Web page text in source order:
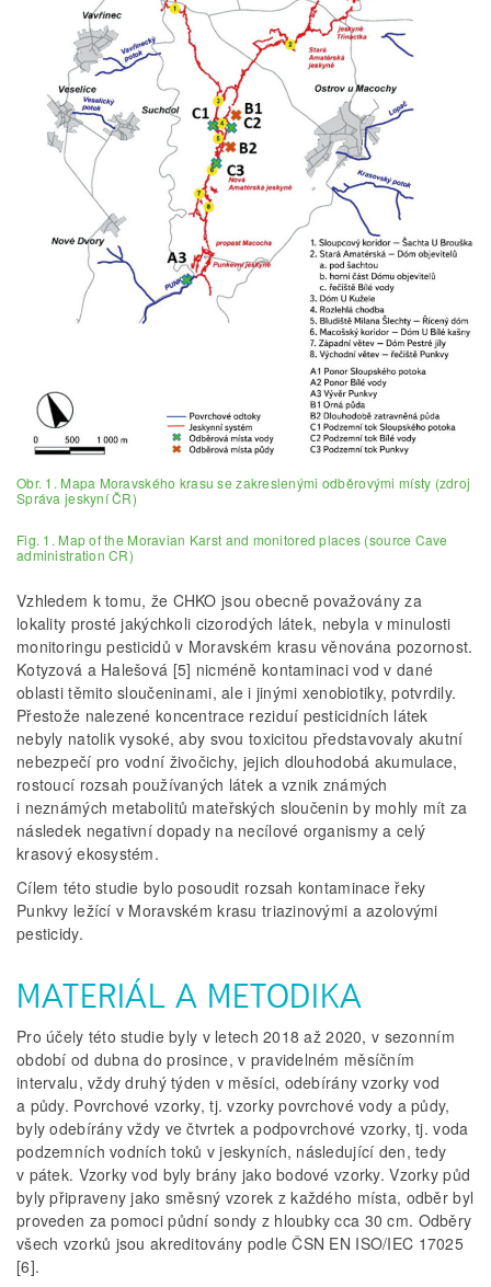
Obr. 1. Mapa Moravského krasu se zakreslenými odběrovými místy (zdroj
Správa jeskyní ČR)
Fig. 1. Map of the Moravian Karst and monitored places (source Cave
administration CR)
Vzhledem k tomu, že CHKO jsou obecně považovány za
lokality prosté jakýchkoli cizorodých látek, nebyla v minulosti
monitoringu pesticidů v Moravském krasu věnována pozornost.
Kotyzová a Halešová [5] nicméně kontaminaci vod v dané
oblasti těmito sloučeninami, ale i jinými xenobiotiky, potvrdily.
Přestože nalezené koncentrace reziduí pesticidních látek
nebyly natolik vysoké, aby svou toxicitou představovaly akutní
nebezpečí pro vodní živočichy, jejich dlouhodobá akumulace,
rostoucí rozsah používaných látek a vznik známých
i neznámých metabolitů mateřských sloučenin by mohly mít za
následek negativní dopady na necílové organismy a celý
krasový ekosystém.
Cílem této studie bylo posoudit rozsah kontaminace řeky
Punkvy ležící v Moravském krasu triazinovými a azolovými
pesticidy.
MATERIÁL A METODIKA
Pro účely této studie byly v letech 2018 až 2020, v sezonním
období od dubna do prosince, v pravidelném měsíčním
intervalu, vždy druhý týden v měsíci, odebírány vzorky vod
a půdy. Povrchové vzorky, tj. vzorky povrchové vody a půdy,
byly odebírány vždy ve čtvrtek a podpovrchové vzorky, tj. voda
podzemních vodních toků v jeskyních, následující den, tedy
v pátek. Vzorky vod byly brány jako bodové vzorky. Vzorky půd
byly připraveny jako směsný vzorek z každého místa, odběr byl
proveden za pomoci půdní sondy z hloubky cca 30 cm. Odběry
všech vzorků jsou akreditovány podle ČSN EN ISO/IEC 17025
[6].